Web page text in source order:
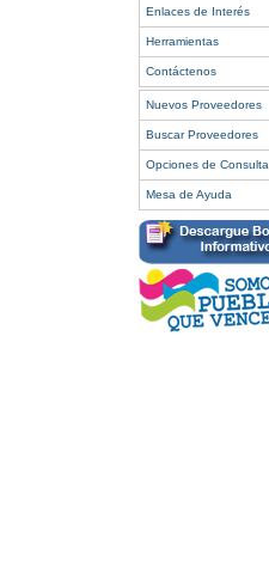
Enlaces de Interés
Herramientas
Contáctenos
Nuevos Proveedores
Buscar Proveedores
Opciones de Consulta
Mesa de Ayuda